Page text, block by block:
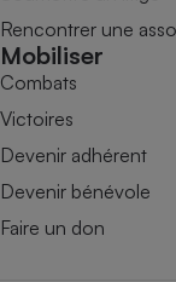
Rencontrer une
Mobiliser
Combats
Victoires
Devenir adhérent
Devenir bénévole
Faire un don